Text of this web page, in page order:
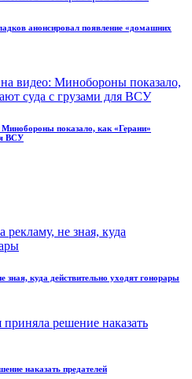
анонсировал появление «домашних
показало, как «Герани»
ВСУ
зная, куда действительно уходят гонорары
наказать предателей